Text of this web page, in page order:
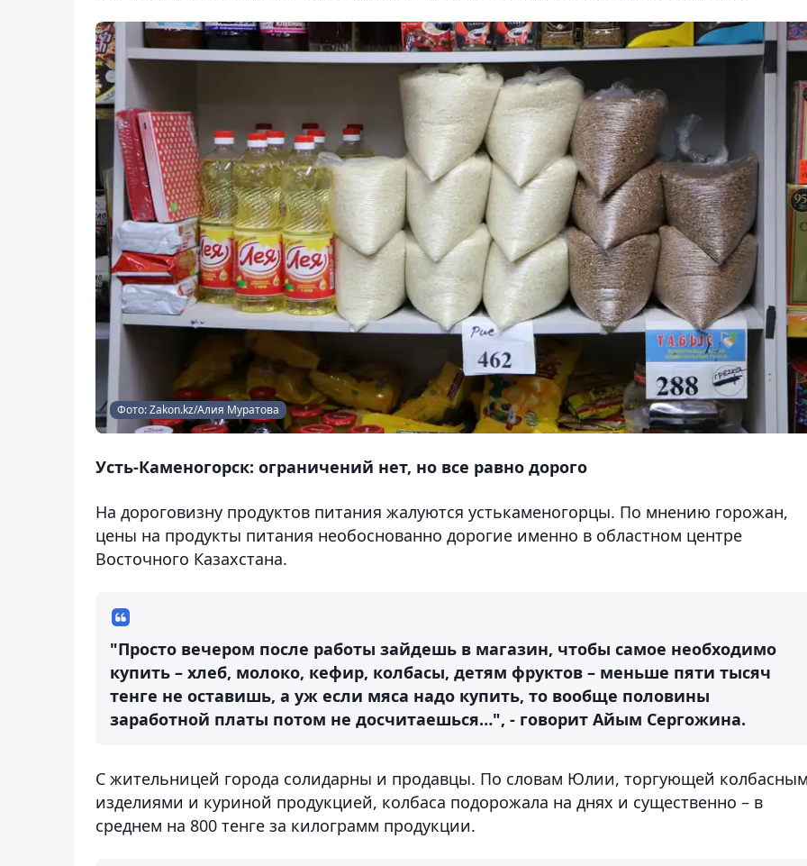
Фото: Zakon.kz/Алия Муратова
Усть-Каменогорск: ограничений нет, но все равно дорого
На дороговизну продуктов питания жалуются устькаменогорцы. По мнению горожан,
цены на продукты питания необоснованно дорогие именно в областном центре
Восточного Казахстана.
"Просто вечером после работы зайдешь в магазин, чтобы самое необходимо
купить – хлеб, молоко, кефир, колбасы, детям фруктов – меньше пяти тысяч
тенге не оставишь, а уж если мяса надо купить, то вообще половины
заработной платы потом не досчитаешься…", - говорит Айым Сергожина.
С жительницей города солидарны и продавцы. По словам Юлии, торгующей
изделиями и куриной продукцией, колбаса подорожала на днях и существенно – в
среднем на 800 тенге за килограмм продукции.